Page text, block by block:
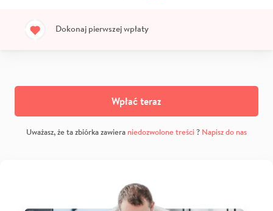
Dokonaj pierwszej wpłaty
Wpłać teraz
Uważasz, że ta zbiórka zawiera niedozwolone treści? Napisz do nas